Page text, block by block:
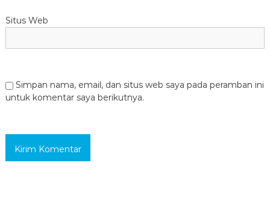
Situs Web
Simpan nama, email, dan situs web saya pada peramban ini
untuk komentar saya berikutnya.